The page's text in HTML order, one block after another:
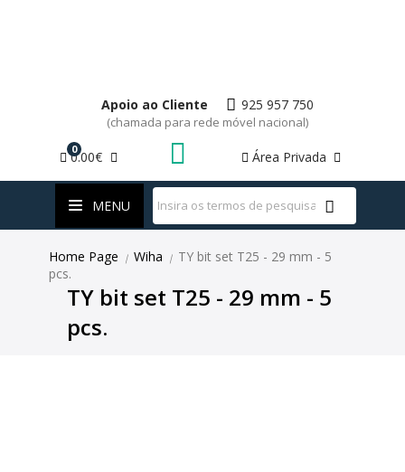
WhatsApp
Apoio ao Cliente 925 957 750
(chamada para rede móvel nacional)
Área Privada
0
0.00€
MENU
Home Page | Wiha | TY bit set T25 - 29 mm - 5
pcs.
TY bit set T25 - 29 mm - 5
pcs.